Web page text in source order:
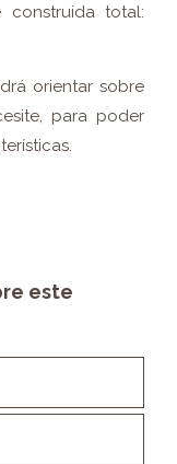
construida total:
orientar sobre
para poder
este